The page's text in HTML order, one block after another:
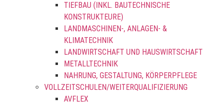
TIEFBAU (INKL. BAUTECHNISCHE
KONSTRUKTEURE)
LANDMASCHINEN-, ANLAGEN- &
KLIMATECHNIK
LANDWIRTSCHAFT UND HAUSWIRTSCHAFT
METALLTECHNIK
NAHRUNG, GESTALTUNG, KÖRPERPFLEGE
VOLLZEITSCHULEN/WEITERQUALIFIZIERUNG
AVFLEX